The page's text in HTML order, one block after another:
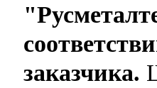
заказчика.